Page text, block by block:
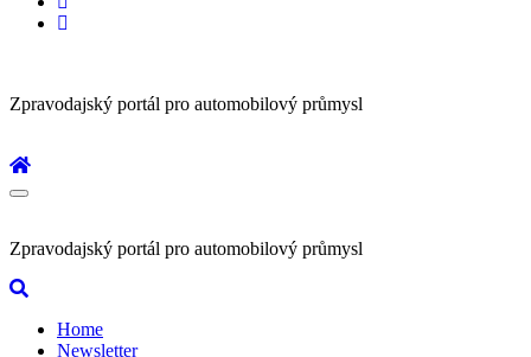
Zpravodajský portál pro automobilový průmysl
Zpravodajský portál pro automobilový průmysl
Home
Newsletter